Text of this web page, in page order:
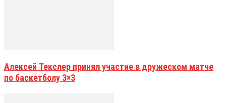
Алексей Текслер принял участие в дружеском матче
по баскетболу 3×3